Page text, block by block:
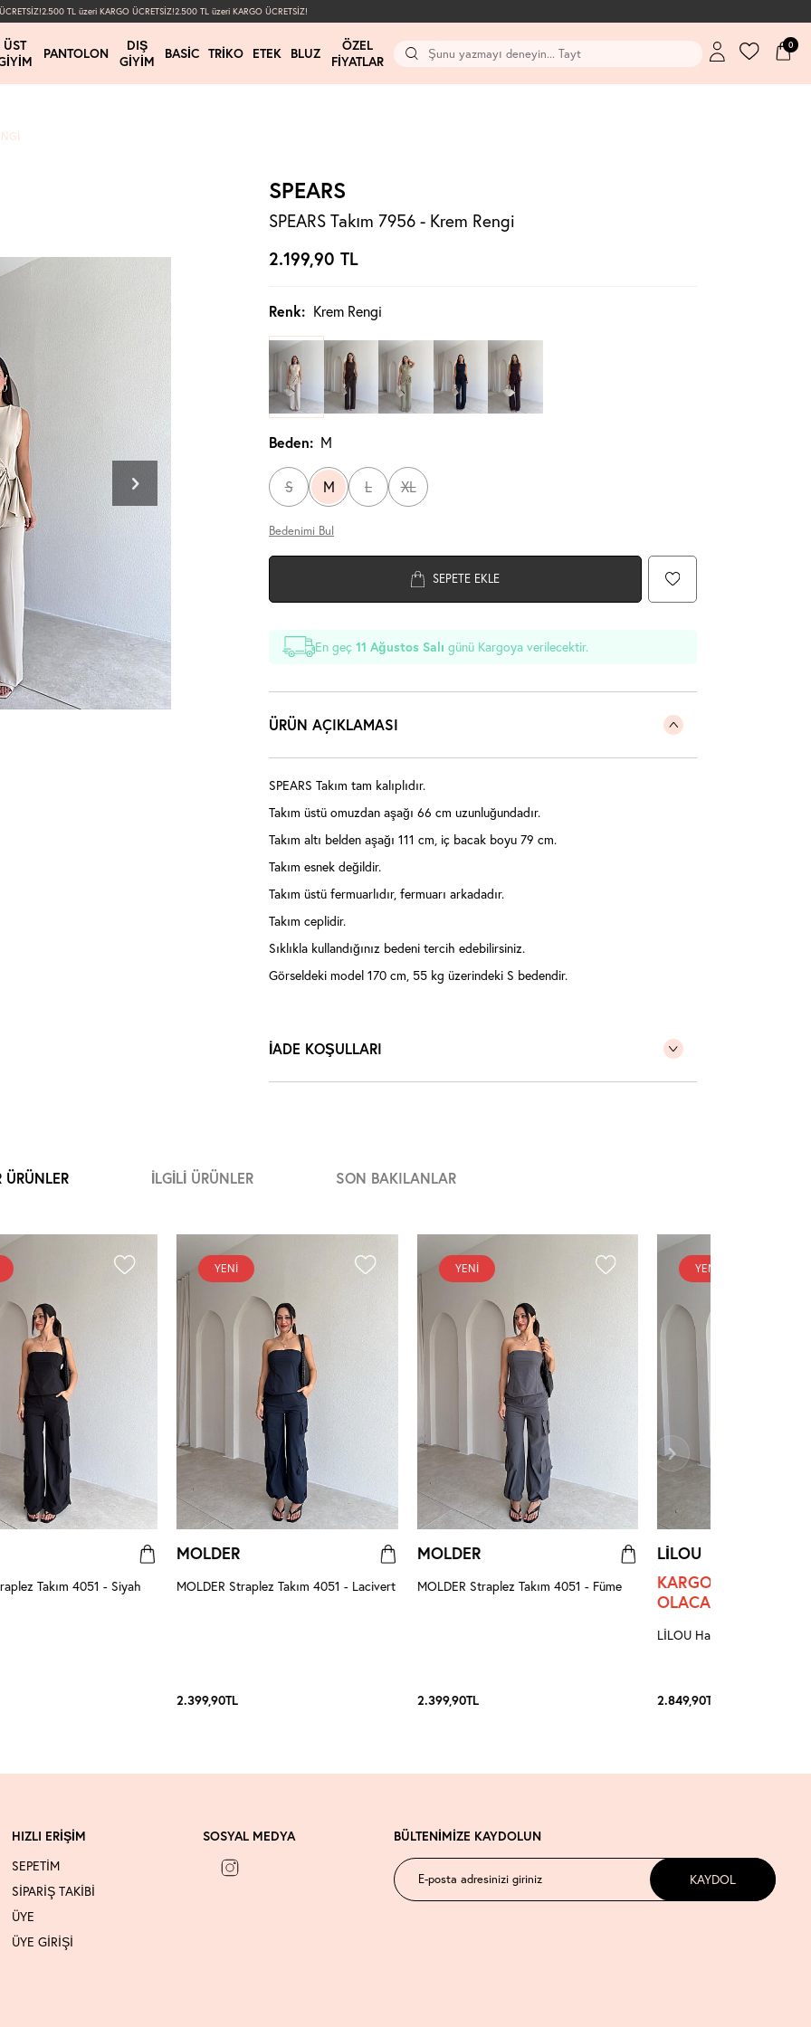
2.500 TL üzeri KARGO ÜCRETSİZ!2.500 TL üzeri KARGO ÜCRETSİZ!
ÜST
PANTOLON
DIŞ
GIYIM
BASIC TRIKO ETEK BLUZ
ÖZEL
FIYATLAR
0
SPEARS
SPEARS Takım 7956 - Krem Rengi
2.199,90 TL
Renk: Krem Rengi
Beden: M
S M L XL
Bedenimi Bul
SEPETE EKLE
En geç11 Ağustos Salı günü Kargoya verilecektir.
ÜRÜN AÇIKLAMASI
SPEARS Takım tam kalıplıdır.
Takım üstü omuzdan aşağı 66 cm uzunluğundadır.
Takım altı belden aşağı 111 cm, iç bacak boyu 79 cm.
Takım esnek değildir.
Takım üstü fermuarlıdır, fermuarı arkadadır.
Takım ceplidir.
Sıklıkla kullandığınız bedeni tercih edebilirsiniz.
Görseldeki model 170 cm, 55 kg üzerindeki S bedendir.
İADE KOŞULLARI
ÜRÜNLER İLGILI ÜRÜNLER SON BAKILANLAR
Takım 4051 - Siyah
YENI
MOLDER
MOLDER Straplez Takım 4051 - Lacivert
2.399,90TL
YENI
MOLDER
MOLDER Straplez Takım 4051 - Füme
2.399,90TL
YENI
LİLOU
KARGO ÇIKIŞI 5
OLACAKTIR
LİLOU Halter Yaka Takım
2.849,90TL
HIZLI ERİŞİM
SEPETİM
SİPARİŞ TAKİBİ
ÜYE
ÜYE GİRİŞİ
SOSYAL MEDYA BÜLTENİMİZE KAYDOLUN
KAYDOL